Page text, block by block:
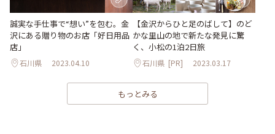
誠実な手仕事で“想い”を包む。金
沢にある贈り物のお店「好日用品
店」
石川県 2023.04.10
【金沢からひと足のばして】のど
かな里山の地で新たな発見に驚
く、小松の1泊2日旅
石川県 [PR] 2023.03.17
もっとみる